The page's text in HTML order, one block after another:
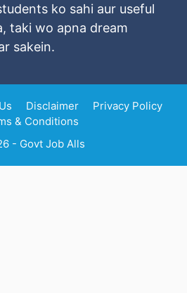
ko sahi aur useful
taki wo apna dream
sakein.
Disclaimer
Privacy Policy
& Conditions
- Govt Job Alls